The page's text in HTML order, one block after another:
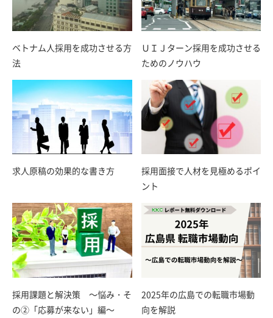
ベトナム人採用を成功させる方
法
ＵＩＪターン採用を成功させる
ためのノウハウ
求人原稿の効果的な書き方
採用面接で人材を見極めるポイ
ント
採用課題と解決策 ～悩み・そ
の②「応募が来ない」編～
2025年の広島での転職市場動
向を解説